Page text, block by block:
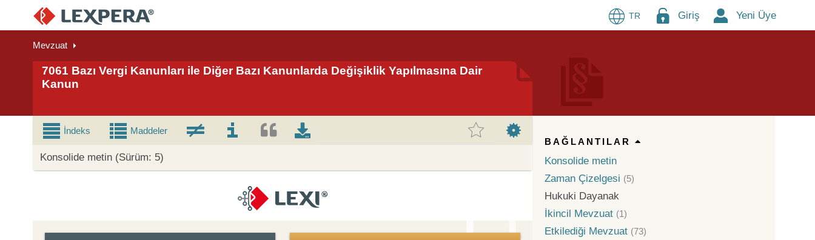
TR Giriş Yeni Üye
Mevzuat
7061 Bazı Vergi Kanunları ile Diğer Bazı Kanunlarda Değişiklik Yapılmasına Dair
Kanun
İndeks Maddeler
Konsolide metin (Sürüm: 5)
BAĞLANTILAR
Konsolide metin
Zaman Çizelgesi (5)
Hukuki Dayanak
İkincil Mevzuat (1)
Etkilediği Mevzuat (73)